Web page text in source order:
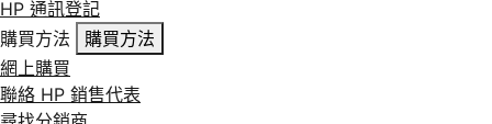
HP 通訊登記
購買方法
購買方法
網上購買
聯絡 HP 銷售代表